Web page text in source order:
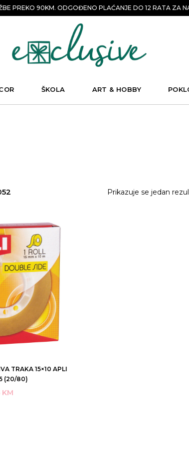
PREKO 90KM. ODGOĐENO PLAĆANJE DO 12 RATA ZA
ŠKOLA ART & HOBBY
Prikazuje se jedan
KORPU
TRAKA 15×10 APLI
(20/80)
KM